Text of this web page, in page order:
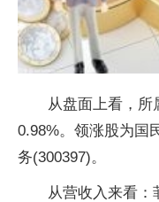
从盘面上看，所
0.98%。领涨股为国
务(300397)。
从营收入来看：